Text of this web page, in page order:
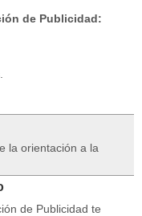
de Publicidad:
la orientación a la
de Publicidad te